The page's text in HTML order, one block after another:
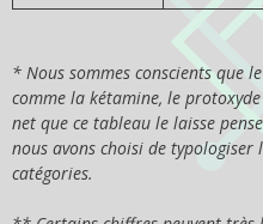
* Nous sommes conscients que
comme la kétamine, le protoxyde
net que ce tableau le laisse
nous avons choisi de
catégories.